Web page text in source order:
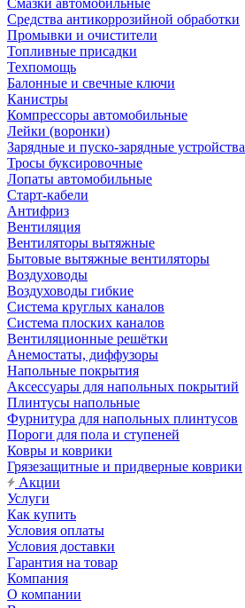
Смазки автомобильные
Средства антикоррозийной обработки
Промывки и очистители
Топливные присадки
Техпомощь
Балонные и свечные ключи
Канистры
Компрессоры автомобильные
Лейки (воронки)
Зарядные и пуско-зарядные устройства
Тросы буксировочные
Лопаты автомобильные
Старт-кабели
Антифриз
Вентиляция
Вентиляторы вытяжные
Бытовые вытяжные вентиляторы
Воздуховоды
Воздуховоды гибкие
Система круглых каналов
Система плоских каналов
Вентиляционные решётки
Анемостаты, диффузоры
Напольные покрытия
Аксессуары для напольных покрытий
Плинтусы напольные
Фурнитура для напольных плинтусов
Пороги для пола и ступеней
Ковры и коврики
Грязезащитные и придверные коврики
Акции
Услуги
Как купить
Условия оплаты
Условия доставки
Гарантия на товар
Компания
О компании